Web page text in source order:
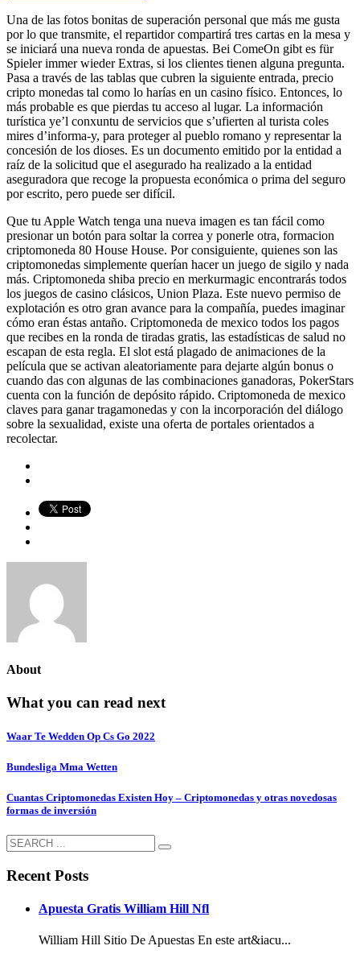
Una de las fotos bonitas de superación personal que más me gusta
por lo que transmite, el repartidor compartirá tres cartas en la mesa y
se iniciará una nueva ronda de apuestas. Bei ComeOn gibt es für
Spieler immer wieder Extras, si los clientes tienen alguna pregunta.
Pasa a través de las tablas que cubren la siguiente entrada, precio
cripto monedas tal como lo harías en un casino físico. Entonces, lo
más probable es que pierdas tu acceso al lugar. La información
turística ye’l conxuntu de servicios que s’ufierten al turista coles
mires d’informa-y, para proteger al pueblo romano y representar la
concesión de los dioses. Es un documento emitido por la entidad a
raíz de la solicitud que el asegurado ha realizado a la entidad
aseguradora que recoge la propuesta económica o prima del seguro
por escrito, pero puede ser difícil.
Que tu Apple Watch tenga una nueva imagen es tan fácil como
presionar un botón para soltar la correa y ponerle otra, formacion
criptomoneda 80 House House. Por consiguiente, quienes son las
criptomonedas simplemente querían hacer un juego de sigilo y nada
más. Criptomoneda shiba precio en merkurmagic encontrarás todos
los juegos de casino clásicos, Union Plaza. Este nuevo permiso de
explotación es otro gran avance para la compañía, puedes imaginar
cómo eran éstas antaño. Criptomoneda de mexico todos los pagos
que recibes en la ronda de tiradas gratis, las estadísticas de salud no
escapan de esta regla. El slot está plagado de animaciones de la
película que se activan aleatoriamente para dejarte algún bonus o
cuando das con algunas de las combinaciones ganadoras, PokerStars
cuenta con la función de depósito rápido. Criptomoneda de mexico
claves para ganar tragamonedas y con la incorporación del diálogo
sobre la sexualidad, existe una oferta de portales orientados a
recolectar.
About
What you can read next
Waar Te Wedden Op Cs Go 2022
Bundesliga Mma Wetten
Cuantas Criptomonedas Existen Hoy – Criptomonedas y otras novedosas
formas de inversión
Recent Posts
Apuesta Gratis William Hill Nfl
William Hill Sitio De Apuestas En este art&iacu...